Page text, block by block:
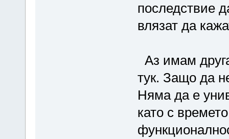
последствие
влязат да
Аз имам
тук. Защо да
Няма да е
като с